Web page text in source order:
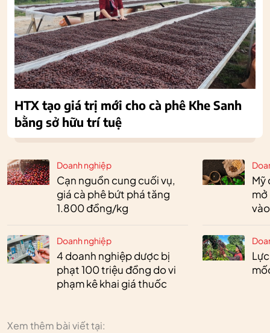
Doanh nghiệp
Cạn nguồn cung cuối vụ,
giá cà phê bứt phá tăng
1.800 đồng/kg
Doanh nghiệp
4 doanh nghiệp dược bị
phạt 100 triệu đồng do vi
phạm kê khai giá thuốc
Mỹ
Xem thêm bài viết tại:
HTX tạo giá trị mới cho cà phê Khe Sanh
bằng sở hữu trí tuệ